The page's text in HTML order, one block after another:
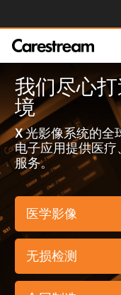
产品
关于我们
关于我们
Careers
联系我们
我们尽心
境
X 光影像系统的全
电子应用提供医
服务。
医学影像
无损检测